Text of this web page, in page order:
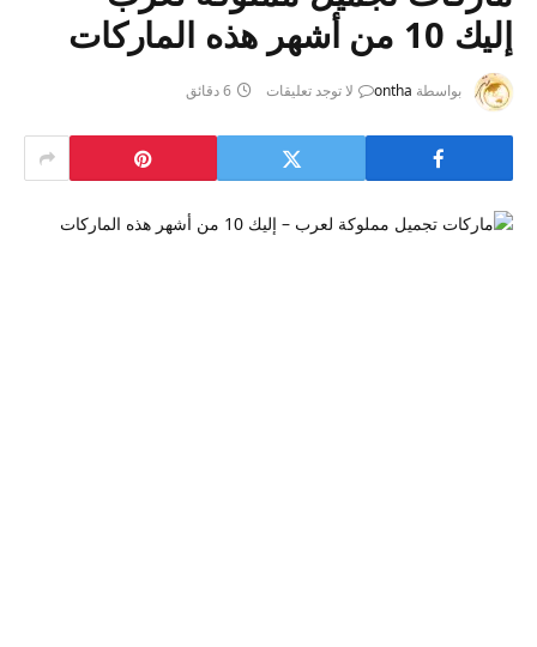
إليك 10 من أشهر هذه الماركات
بواسطة ontha لا توجد تعليقات 6 دقائق